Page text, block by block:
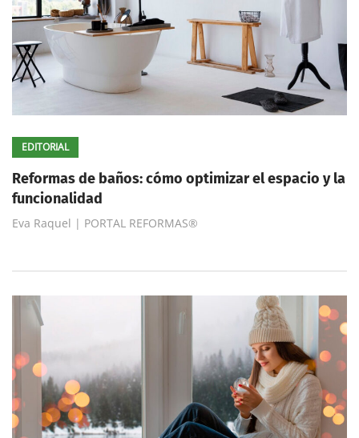
EDITORIAL
Reformas de baños: cómo optimizar el espacio y la
funcionalidad
Eva Raquel | PORTAL REFORMAS®